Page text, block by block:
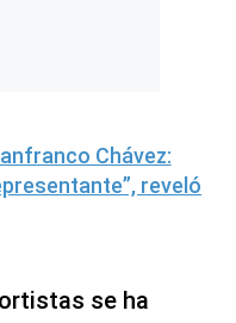
Chávez:
reveló
se ha